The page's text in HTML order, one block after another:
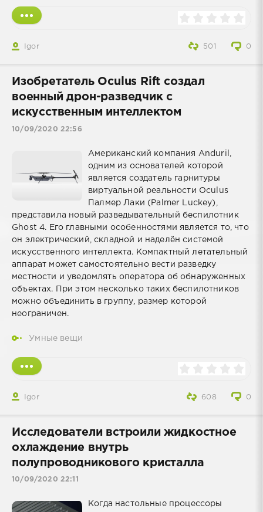
Igor 0
501
Изобретатель Oculus Rift создал
военный дрон-разведчик с
искусственным интеллектом
10/09/2020 22:56
Американский компания Anduril,
одним из основателей которой
является создатель гарнитуры
виртуальной реальности Oculus
Палмер Лаки (Palmer Luckey),
представила новый разведывательный беспилотник
Ghost 4. Его главными особенностями является то, что
он электрический, складной и наделён системой
искусственного интеллекта. Компактный летательный
аппарат может самостоятельно вести разведку
местности и уведомлять оператора об обнаруженных
объектах. При этом несколько таких беспилотников
можно объединить в группу, размер которой
неограничен.
Умные вещи
Igor 0
608
Исследователи встроили жидкостное
охлаждение внутрь
полупроводникового кристалла
10/09/2020 22:11
Когда настольные процессоры